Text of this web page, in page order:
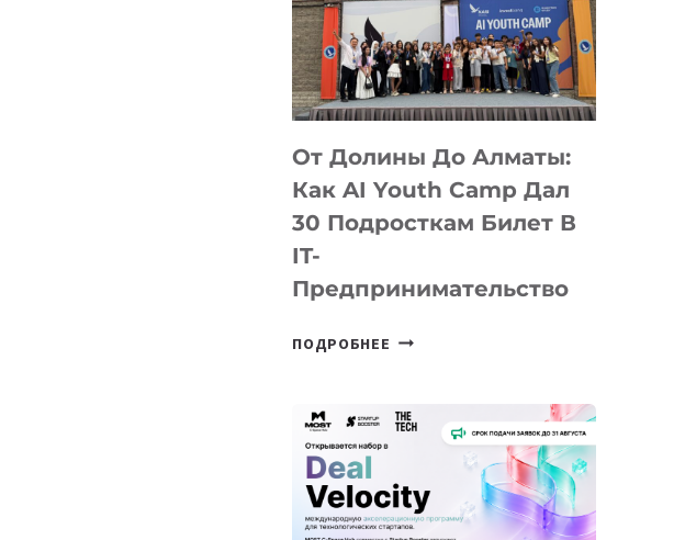
От Долины До Алматы:
Как AI Youth Camp Дал
30 Подросткам Билет В
IT-
Предпринимательство
ПОДРОБНЕЕ ОТ
АЛМАТЫ:
YOUTH
CAMP